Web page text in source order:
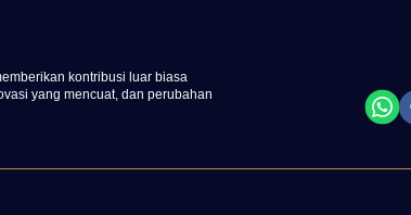
kontribusi luar biasa
yang mencuat, dan perubahan